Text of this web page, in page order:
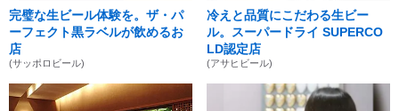
完璧な生ビール体験を。ザ・パ
ーフェクト黒ラベルが飲めるお
店
(サッポロビール)
冷えと品質にこだわる生ビー
ル。スーパードライ SUPERCO
LD認定店
(アサヒビール)